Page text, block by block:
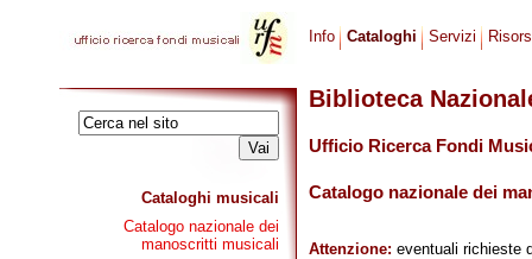
Cataloghi musicali
Catalogo nazionale dei
manoscritti musicali
Info Cataloghi Servizi
Biblioteca
Ufficio Ricerca Fondi
Catalogo nazionale dei
Attenzione: eventuali richieste